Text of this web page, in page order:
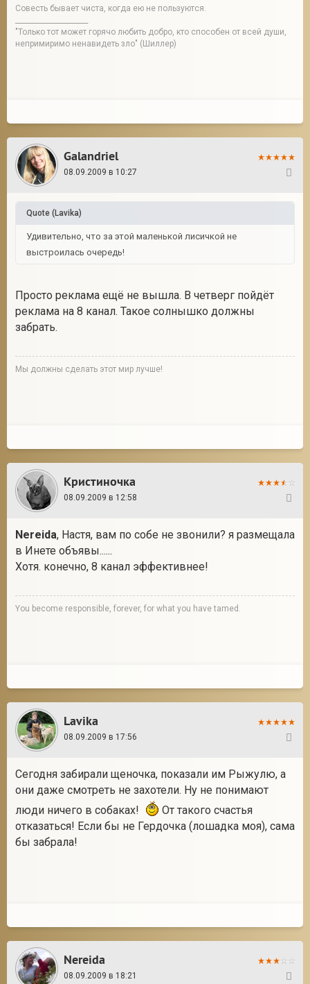
Совесть бывает чиста, когда ею не пользуются.
"Только тот может горячо любить добро, кто способен от всей души,
непримиримо ненавидеть зло" (Шиллер)
Galandriel
08.09.2009 в 10:27
Quote (Lavika)
Удивительно, что за этой маленькой лисичкой не
выстроилась очередь!
Просто реклама ещё не вышла. В четверг пойдёт
реклама на 8 канал. Такое солнышко должны
забрать.
Мы должны сделать этот мир лучше!
Кристиночка
08.09.2009 в 12:58
Nereida, Настя, вам по собе не звонили? я размещала
в Инете объявы......
Хотя. конечно, 8 канал эффективнее!
You become responsible, forever, for what you have tamed.
Lavika
08.09.2009 в 17:56
Сегодня забирали щеночка, показали им Рыжулю, а
они даже смотреть не захотели. Ну не понимают
люди ничего в собаках!
От такого счастья
отказаться! Если бы не Гердочка (лошадка моя), сама
бы забрала!
Nereida
08.09.2009 в 18:21